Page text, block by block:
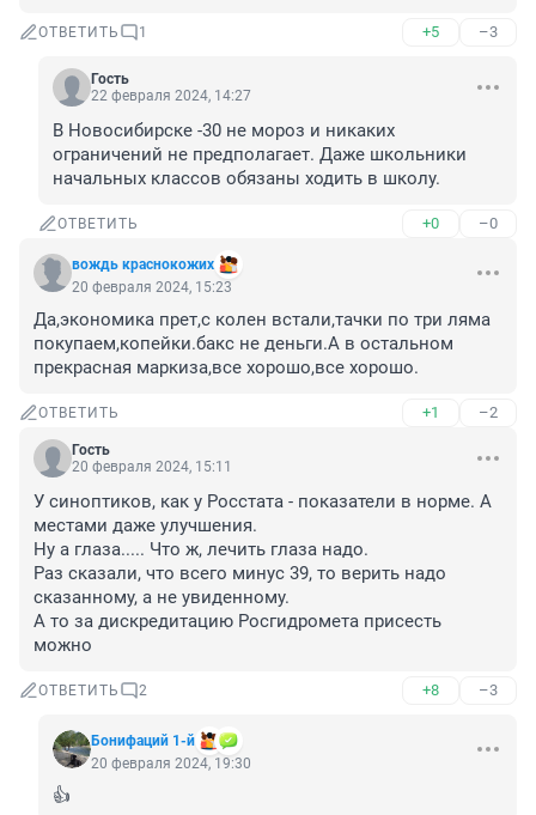
ОТВЕТИТЬ 1 +5 –3
Гость
22 февраля 2024, 14:27
В Новосибирске -30 не мороз и никаких
ограничений не предполагает. Даже школьники
начальных классов обязаны ходить в школу.
ОТВЕТИТЬ +0 –0
вождь краснокожих
20 февраля 2024, 15:23
Да,экономика прет,с колен встали,тачки по три ляма
покупаем,копейки.бакс не деньги.А в остальном
прекрасная маркиза,все хорошо,все хорошо.
ОТВЕТИТЬ +1 –2
Гость
20 февраля 2024, 15:11
У синоптиков, как у Росстата - показатели в норме. А
местами даже улучшения.
Ну а глаза..... Что ж, лечить глаза надо.
Раз сказали, что всего минус 39, то верить надо
сказанному, а не увиденному.
А то за дискредитацию Росгидромета присесть
можно
ОТВЕТИТЬ 2 +8 –3
Бонифаций 1-й
20 февраля 2024, 19:30
👍